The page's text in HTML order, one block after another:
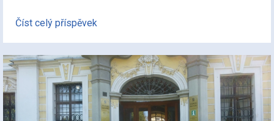
Číst celý příspěvek